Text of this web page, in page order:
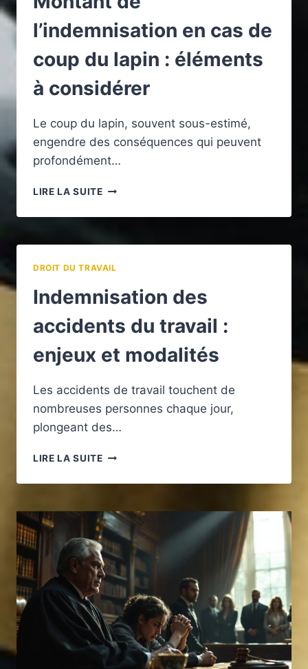
l’indemnisation en cas de
coup du lapin : éléments
à considérer
Le coup du lapin, souvent sous-estimé,
engendre des conséquences qui peuvent
profondément…
LIRE LA SUITEMONTANT
L’INDEMNISATION
CAS
DU
LAPIN
ÉLÉMENTS
CONSIDÉRER
DROIT DU TRAVAIL
Indemnisation des
accidents du travail :
enjeux et modalités
Les accidents de travail touchent de
nombreuses personnes chaque jour,
plongeant des…
LIRE LA SUITEINDEMNISATION
ACCIDENTS
TRAVAIL
:
ENJEUX
ET
MODALITÉS